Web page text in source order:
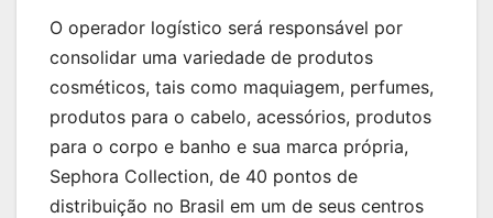
O operador logístico será responsável por
consolidar uma variedade de produtos
cosméticos, tais como maquiagem, perfumes,
produtos para o cabelo, acessórios, produtos
para o corpo e banho e sua marca própria,
Sephora Collection, de 40 pontos de
distribuição no Brasil em um de seus centros